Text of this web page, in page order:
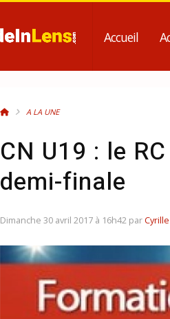
Accueil
A LA UNE
CN U19 : le
demi-finale
Dimanche 30 avril 2017 à 16h42 parCyrille